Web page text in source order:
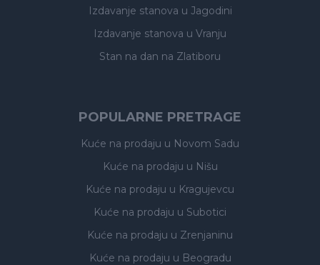
Izdavanje stanova u Jagodini
Izdavanje stanova u Vranju
Stan na dan na Zlatiboru
POPULARNE PRETRAGE
Kuće na prodaju u Novom Sadu
Kuće na prodaju u Nišu
Kuće na prodaju u Kragujevcu
Kuće na prodaju u Subotici
Kuće na prodaju u Zrenjaninu
Kuće na prodaju u Beogradu